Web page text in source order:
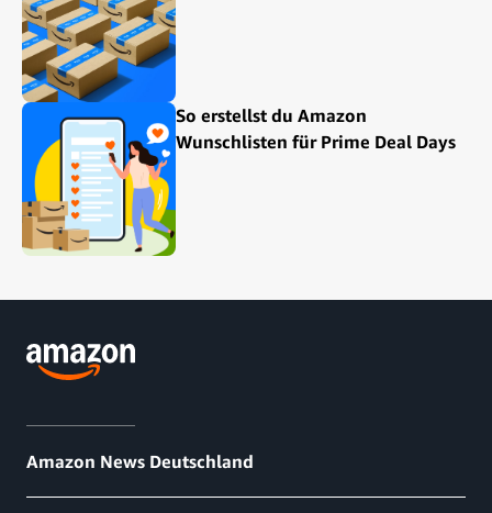
So erstellst du Amazon
Wunschlisten für Prime Deal Days
Amazon News Deutschland